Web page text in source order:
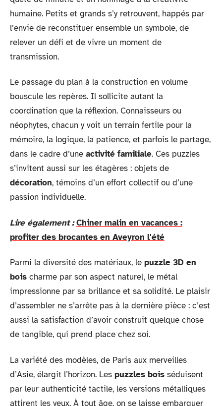
humaine. Petits et grands s’y retrouvent, happés par
l’envie de reconstituer ensemble un symbole, de
relever un défi et de vivre un moment de
transmission.
Le passage du plan à la construction en volume
bouscule les repères. Il sollicite autant la
coordination que la réflexion. Connaisseurs ou
néophytes, chacun y voit un terrain fertile pour la
mémoire, la logique, la patience, et parfois le partage,
dans le cadre d’une activité familiale. Ces puzzles
s’invitent aussi sur les étagères : objets de
décoration, témoins d’un effort collectif ou d’une
passion individuelle.
Lire également : Chiner malin en vacances :
profiter des brocantes en Aveyron l'été
Parmi la diversité des matériaux, le puzzle 3D en
bois charme par son aspect naturel, le métal
impressionne par sa brillance et sa solidité. Le plaisir
d’assembler ne s’arrête pas à la dernière pièce : c’est
aussi la satisfaction d’avoir construit quelque chose
de tangible, qui prend place chez soi.
La variété des modèles, de Paris aux merveilles
d’Asie, élargit l’horizon. Les puzzles bois séduisent
par leur authenticité tactile, les versions métalliques
attirent les yeux. À tout âge, on se laisse embarquer